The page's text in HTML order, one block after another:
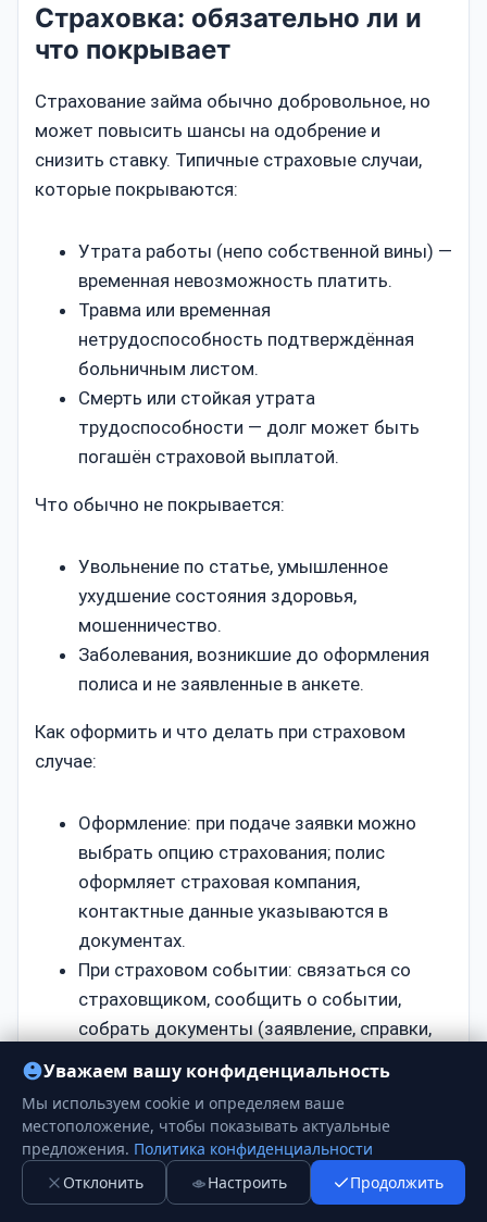
Страховка: обязательно ли и
что покрывает
Страхование займа обычно добровольное, но
может повысить шансы на одобрение и
снизить ставку. Типичные страховые случаи,
которые покрываются:
Утрата работы (непо собственной вины) —
временная невозможность платить.
Травма или временная
нетрудоспособность подтверждённая
больничным листом.
Смерть или стойкая утрата
трудоспособности — долг может быть
погашён страховой выплатой.
Что обычно не покрывается:
Увольнение по статье, умышленное
ухудшение состояния здоровья,
мошенничество.
Заболевания, возникшие до оформления
полиса и не заявленные в анкете.
Как оформить и что делать при страховом
случае:
Оформление: при подаче заявки можно
выбрать опцию страхования; полис
оформляет страховая компания,
контактные данные указываются в
документах.
При страховом событии: связаться со
страховщиком, сообщить о событии,
собрать документы (заявление, справки,
подать заявление на выплату.
Срок рассмотрения: обычно 30–60 дней,
детали в полисе.
Юридические аспекты и права
Уважаем вашу конфиденциальность
Мы используем cookie и определяем ваше
местоположение, чтобы показывать актуальные
предложения. Политика конфиденциальности
Отклонить
Настроить Продолжить